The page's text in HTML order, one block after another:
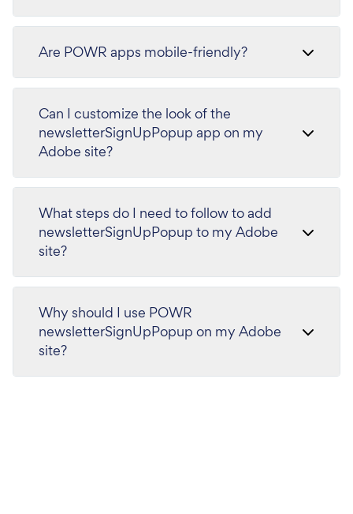
Are POWR apps mobile-friendly?
Can I customize the look of the
newsletterSignUpPopup app on my
Adobe site?
What steps do I need to follow to add
newsletterSignUpPopup to my Adobe
site?
Why should I use POWR
newsletterSignUpPopup on my Adobe
site?